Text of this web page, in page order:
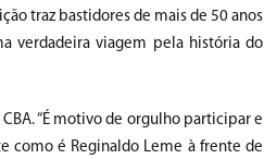
traz bastidores de mais de 50 anos
verdadeira viagem pela história do
“É motivo de orgulho participar e
como é Reginaldo Leme à frente de